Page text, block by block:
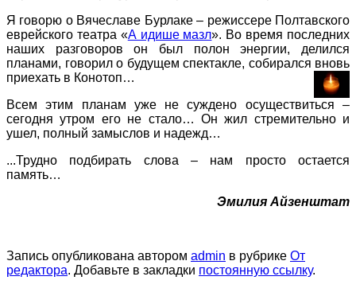
Я говорю о Вячеславе Бурлаке – режиссере Полтавского
еврейского театра «А идише мазл». Во время последних
наших разговоров он был полон энергии, делился
планами, говорил о будущем спектакле, собирался вновь
приехать в Конотоп…
Всем этим планам уже не суждено осуществиться –
сегодня утром его не стало… Он жил стремительно и
ушел, полный замыслов и надежд…
...Трудно подбирать слова – нам просто остается
память…
Эмилия Айзенштат
Запись опубликована автором admin в рубрике От
редактора. Добавьте в закладки постоянную ссылку.